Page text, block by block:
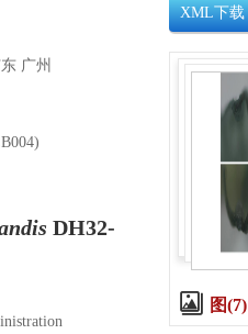
广州
DH32-
XML下载
图(7)